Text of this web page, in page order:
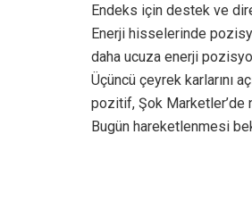
Endeks için destek ve
Enerji hisselerinde
daha ucuza enerji
Üçüncü çeyrek karlarını
pozitif, Şok
Bugün hareketlenmesi